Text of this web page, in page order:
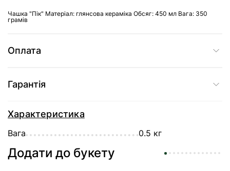
Чашка "Пік" Матеріал: глянсова кераміка Обсяг: 450 мл Вага: 350
грамів
Оплата
Гарантія
Характеристика
Вага 0.5 кг
Додати до букету